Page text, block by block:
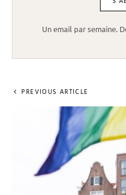
Un email par semaine.
PREVIOUS ARTICLE